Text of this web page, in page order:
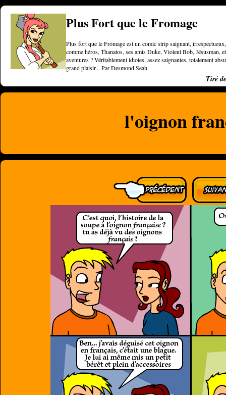
Plus Fort que le Fromage
Plus fort que le Fromage est un comic strip saignant,
comme héros, Thanatos, ses amis Duke, Violent Bob, Jésusman,
aventures ? Véritablement idiotes, assez saignantes, totalement
grand plaisir... Par Desmond Seah.
Tiré
l'oignon